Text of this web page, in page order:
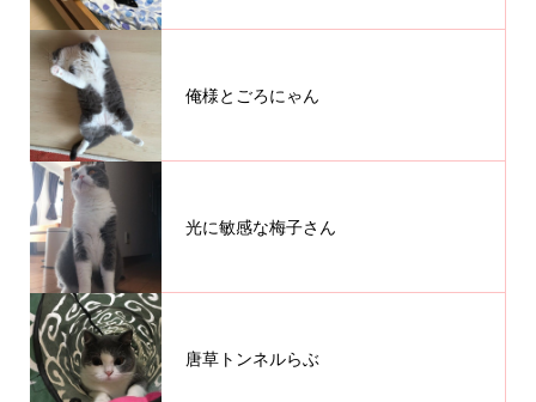
俺様とごろにゃん
光に敏感な梅子さん
唐草トンネルらぶ